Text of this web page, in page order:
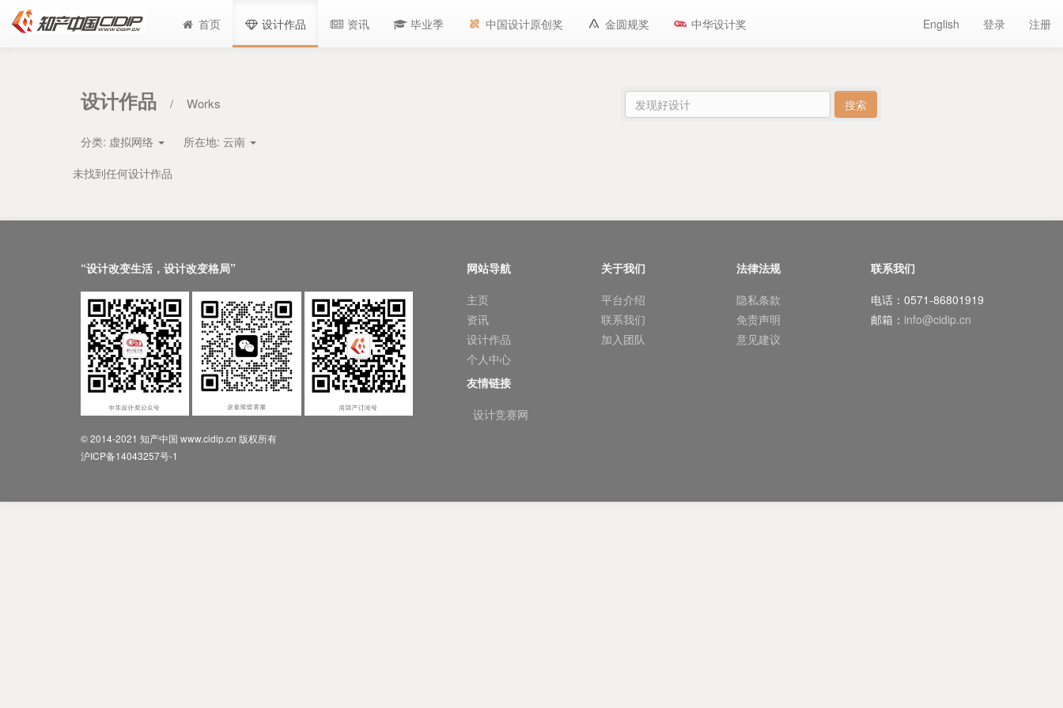
首页 设计作品 资讯 毕业季 中国设计原创奖 金圆规奖 中华设计奖 English 登录 注册
设计作品 / Works
分类: 虚拟网络 所在地: 云南
未找到任何设计作品
“设计改变生活，设计改变格局”
© 2014-2021 知产中国 www.cidip.cn 版权所有
沪ICP备14043257号-1
网站导航
主页
资讯
设计作品
个人中心
关于我们
平台介绍
联系我们
加入团队
法律法规
隐私条款
免责声明
意见建议
联系我们
电话：0571-86801919
邮箱： info@cidip.cn
友情链接
设计竞赛网